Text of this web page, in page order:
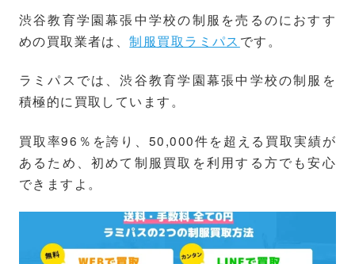
渋谷教育学園幕張中学校の制服を売るのにおすす
めの買取業者は、制服買取ラミパス です。
ラミパスでは、渋谷教育学園幕張中学校の制服を
積極的に買取しています。
買取率96％を誇り、50,000件を超える買取実績が
あるため、初めて制服買取を利用する方でも安心
できますよ。